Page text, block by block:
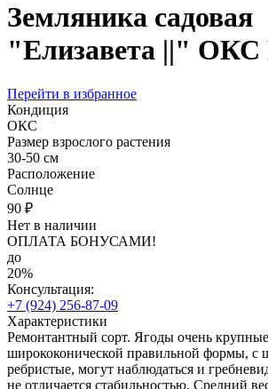
Земляника садовая
"Елизавета ||"
Перейти в избранное
Кондиция
ОКС
Размер взрослого растения
30-50 см
Расположение
Солнце
90 ₽
Нет в наличии
ОПЛАТА БОНУСАМИ!
до
20%
Консультация:
+7 (924) 256-87-09
Характеристики
Ремонтантный сорт. Ягоды очень
ширококонической правильной формы, с
ребристые, могут наблюдаться и
не отличается стабильностью. Средний